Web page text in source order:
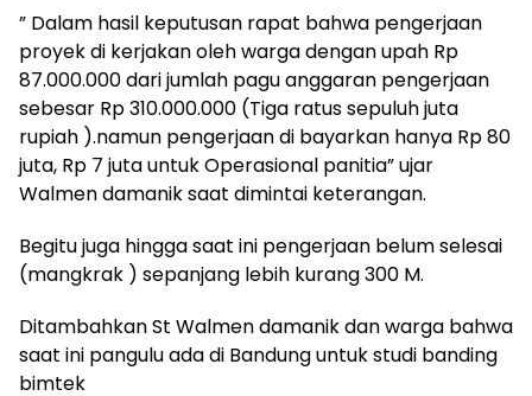
” Dalam hasil keputusan rapat bahwa pengerjaan
proyek di kerjakan oleh warga dengan upah Rp
87.000.000 dari jumlah pagu anggaran pengerjaan
sebesar Rp 310.000.000 (Tiga ratus sepuluh juta
rupiah ).namun pengerjaan di bayarkan hanya Rp 80
juta, Rp 7 juta untuk Operasional panitia” ujar
Walmen damanik saat dimintai keterangan.
Begitu juga hingga saat ini pengerjaan belum selesai
(mangkrak ) sepanjang lebih kurang 300 M.
Ditambahkan St Walmen damanik dan warga bahwa
saat ini pangulu ada di Bandung untuk studi banding
bimtek